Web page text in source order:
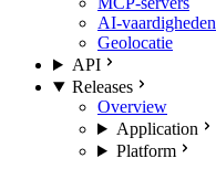
AI-vaardigheden
Geolocatie
API
Releases
Overview
Application
Platform